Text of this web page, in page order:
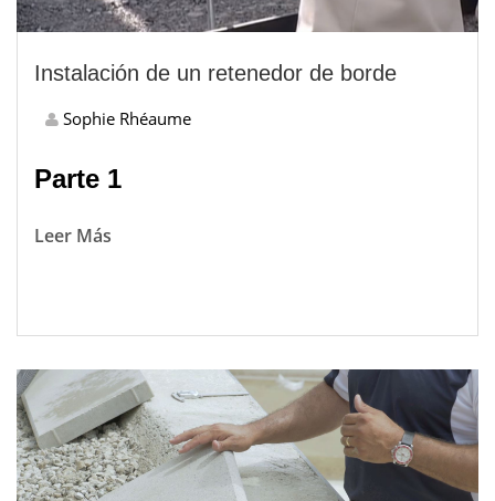
Instalación de un retenedor de borde
Sophie Rhéaume
Parte 1
Leer Más